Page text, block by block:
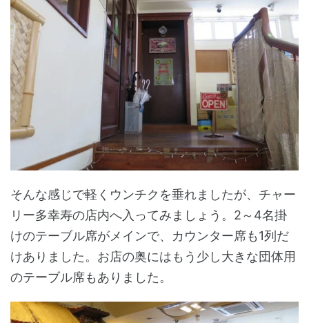
そんな感じで軽くウンチクを垂れましたが、チャー
リー多幸寿の店内へ入ってみましょう。2～4名掛
けのテーブル席がメインで、カウンター席も1列だ
けありました。お店の奥にはもう少し大きな団体用
のテーブル席もありました。